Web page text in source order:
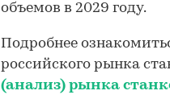
объемов в 2029 году.
Подробнее
российского рынка
(анализ) рынка